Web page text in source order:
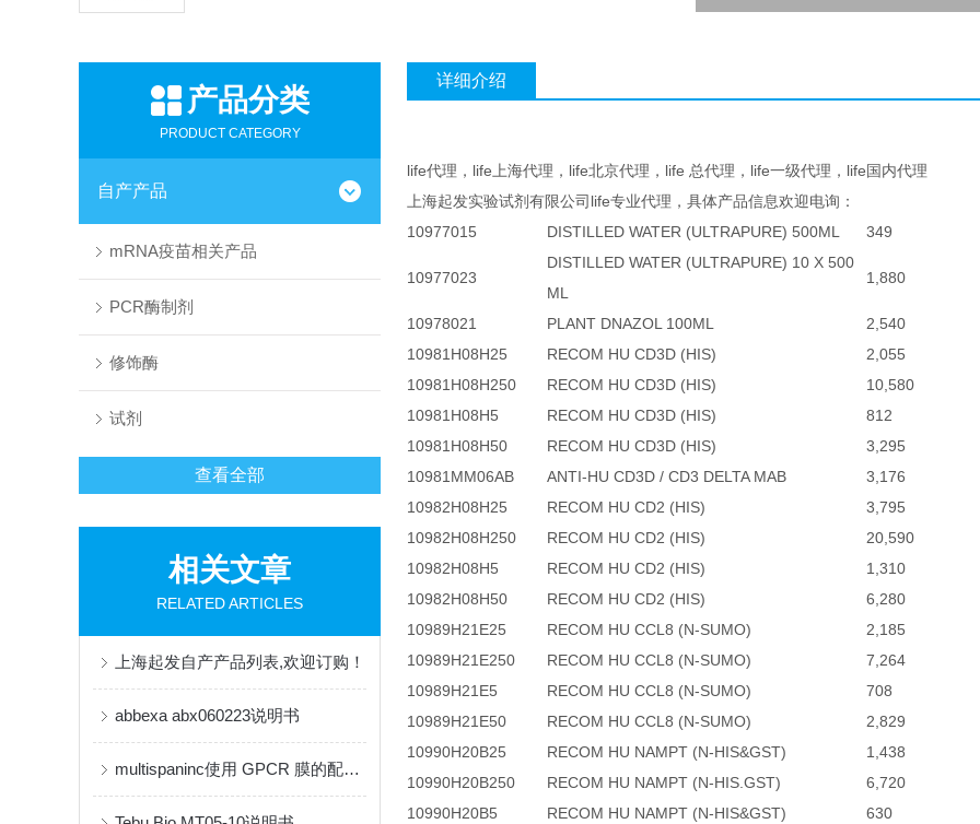
产品分类
PRODUCT CATEGORY
自产产品
mRNA疫苗相关产品
PCR酶制剂
修饰酶
试剂
查看全部
相关文章
RELATED ARTICLES
上海起发自产产品列表,欢迎订购！
abbexa abx060223说明书
multispaninc使用 GPCR 膜的配体结合测定使用方法
详细介绍
life代理，life上海代理，life北京代理，life 总代理，life一级代理，life国内代理
上海起发实验试剂有限公司life专业代理，具体产品信息欢迎电询：
10977015
DISTILLED WATER (ULTRAPURE) 500ML 349
10977023
DISTILLED WATER (ULTRAPURE) 10 X 500
ML
1,880
10978021 PLANT DNAZOL 100ML
2,540
10981H08H25
RECOM HU CD3D (HIS)
2,055
10981H08H250
RECOM HU CD3D (HIS)
10,580
10981H08H5
RECOM HU CD3D (HIS)
812
10981H08H50
RECOM HU CD3D (HIS)
3,295
10981MM06AB
ANTI-HU CD3D / CD3 DELTA MAB
3,176
10982H08H25
RECOM HU CD2 (HIS)
3,795
10982H08H250
RECOM HU CD2 (HIS)
20,590
10982H08H5
RECOM HU CD2 (HIS)
1,310
10982H08H50
RECOM HU CD2 (HIS)
6,280
10989H21E25
RECOM HU CCL8 (N-SUMO)
2,185
10989H21E250
RECOM HU CCL8 (N-SUMO)
7,264
10989H21E5
RECOM HU CCL8 (N-SUMO)
708
10989H21E50
RECOM HU CCL8 (N-SUMO)
2,829
10990H20B25
RECOM HU NAMPT (N-HIS&GST)
1,438
10990H20B250
RECOM HU NAMPT (N-HIS.GST)
6,720
10990H20B5
RECOM HU NAMPT (N-HIS&GST)
630